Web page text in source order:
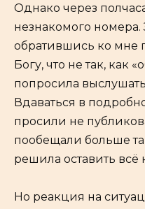
Однако через
незнакомого
обратившись ко мне
Богу, что не так, как
попросила
Вдаваться в
просили не
пообещали больше
решила оставить всё
Но реакция на